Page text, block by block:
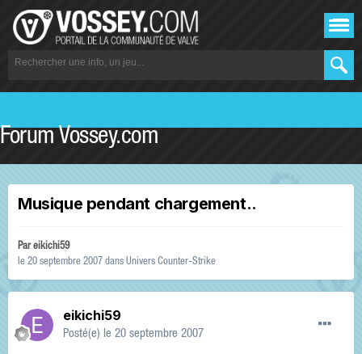
Forum Vossey.com
Musique pendant chargement..
Pareikichi59
le 20 septembre 2007 dans Univers Counter-Strike
eikichi59
Posté(e) le 20 septembre 2007